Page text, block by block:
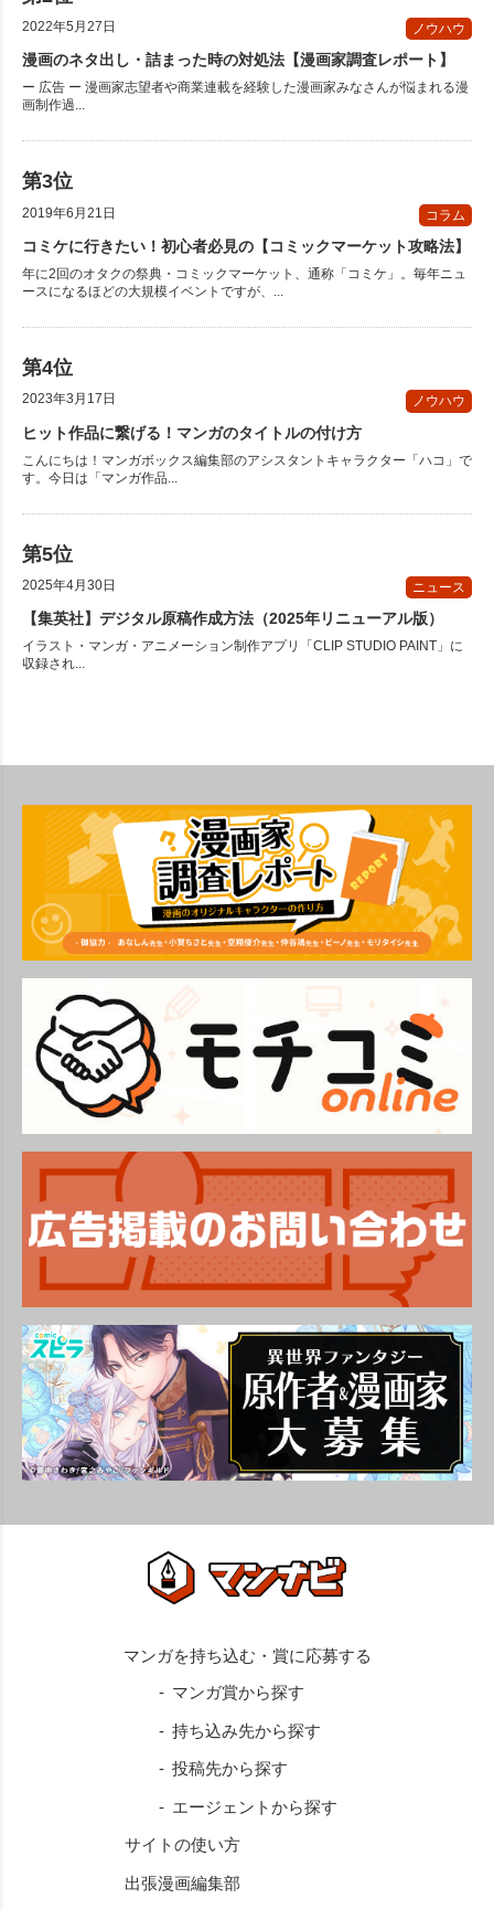
2022年5月27日 ノウハウ
漫画のネタ出し・詰まった時の対処法【漫画家調査レポート】
ー 広告 ー 漫画家志望者や商業連載を経験した漫画家みなさんが悩まれる漫
画制作過...
2019年6月21日 コラム
コミケに行きたい！初心者必見の【コミックマーケット攻略法】
年に2回のオタクの祭典・コミックマーケット、通称「コミケ」。毎年ニュ
ースになるほどの大規模イベントですが、...
2023年3月17日 ノウハウ
ヒット作品に繋げる！マンガのタイトルの付け方
こんにちは！マンガボックス編集部のアシスタントキャラクター「ハコ」で
す。今日は「マンガ作品...
2025年4月30日 ニュース
【集英社】デジタル原稿作成方法（2025年リニューアル版）
イラスト・マンガ・アニメーション制作アプリ「CLIP STUDIO PAINT」に
収録され...
マンガ賞から探す
持ち込み先から探す
投稿先から探す
エージェントから探す
サイトの使い方
出張漫画編集部